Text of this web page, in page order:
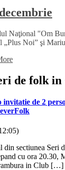
Naţional "Om
„Plus Noi” şi
de folk
invitatie de 2
sectiunea Seri
cu ora 20.30,
in Club […]